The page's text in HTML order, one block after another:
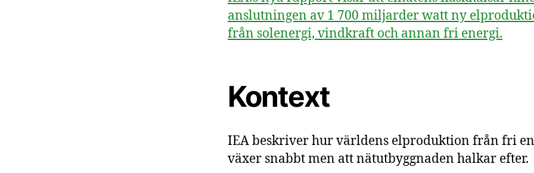
anslutningen av 1 700 miljarder watt ny
från solenergi, vindkraft och annan fri energi.
Kontext
IEA beskriver hur världens elproduktion från fri
växer snabbt men att nätutbyggnaden halkar efter.